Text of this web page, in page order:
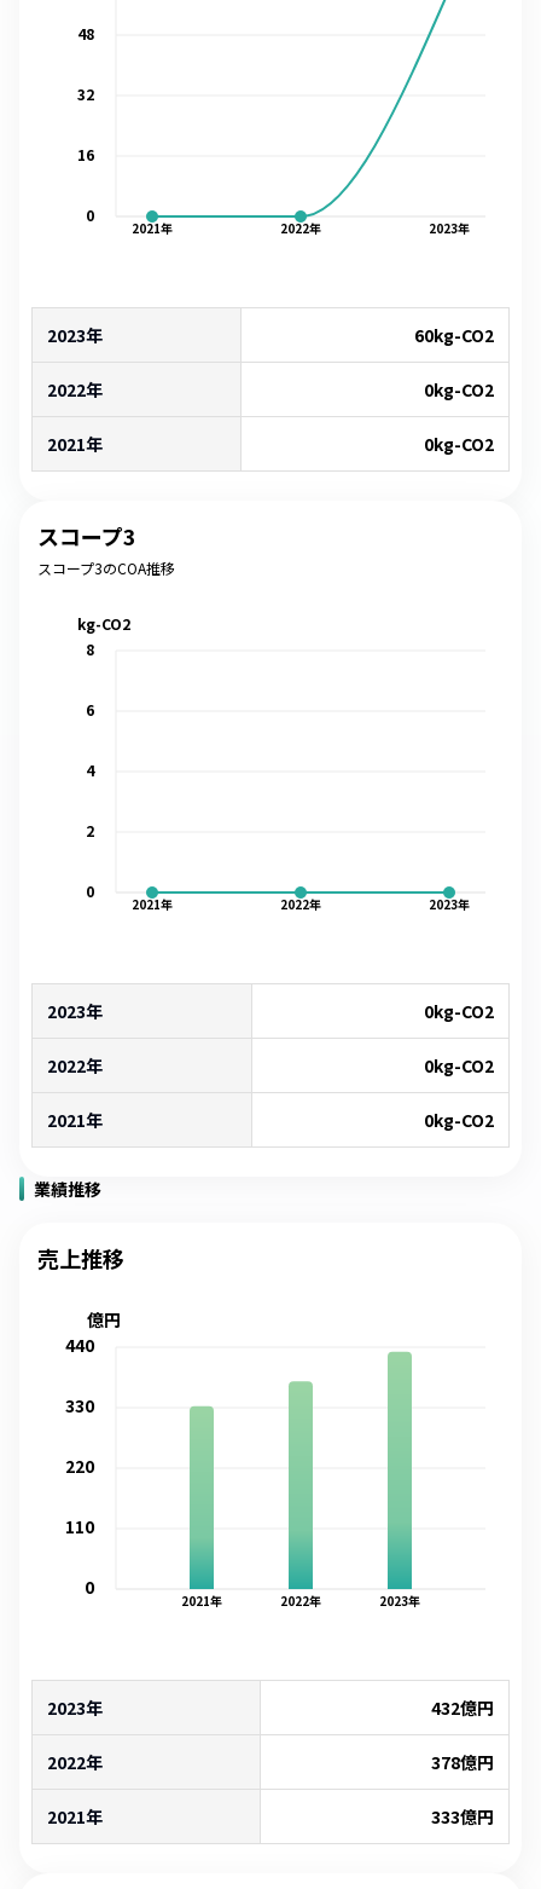
2021年 2022年 2023年
0
16
32
48
2023年 60kg-CO2
2022年 0kg-CO2
2021年 0kg-CO2
スコープ3
スコープ3のCOA推移
2021年 2022年 2023年
0
2
4
6
8
kg-CO2
2023年 0kg-CO2
2022年 0kg-CO2
2021年 0kg-CO2
業績推移
売上推移
2021年 2022年 2023年
0
110
220
330
440
億円
2023年 432億円
2022年 378億円
2021年 333億円